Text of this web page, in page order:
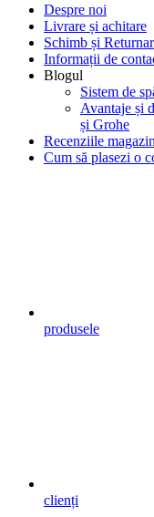
Despre noi
Livrare și achitare
Schimb și
Informații de
Blogul
Sistem de
Avantaje și
și Grohe
Recenziile
Cum să plasezi o
produsele
clienți